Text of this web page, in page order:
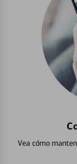
Vea cómo